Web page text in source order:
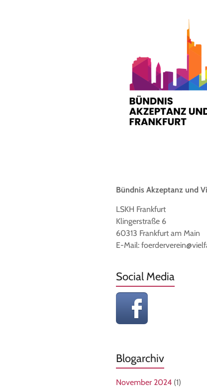
Bündnis Akzeptanz und
LSKH Frankfurt
Klingerstraße 6
60313 Frankfurt am Main
E-Mail:
Social Media
Blogarchiv
November 2024(1)